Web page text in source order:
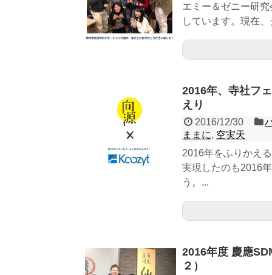
エミー＆ゼニー研
しています。現在
2016年、寺社フ
えり
2016/12/30
ままに, 空実天
2016年をふりかえ
実現したのも2016
う。...
2016年度 慶應
２）